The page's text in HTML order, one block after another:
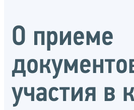
О приеме
участия в